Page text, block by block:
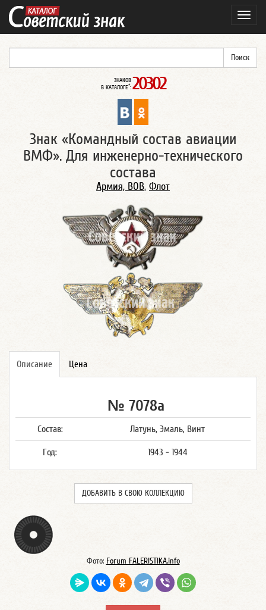
ЗНАКОВ
В КАТАЛОГЕ*: 20302
Знак «Командный состав авиации
ВМФ». Для инженерно-технического
состава
Армия, ВОВ, Флот
Описание Цена
№ 7078а
Состав: Латунь, Эмаль, Винт
Год: 1943 - 1944
ДОБАВИТЬ В СВОЮ КОЛЛЕКЦИЮ
Фото: Forum FALERISTIKA.info